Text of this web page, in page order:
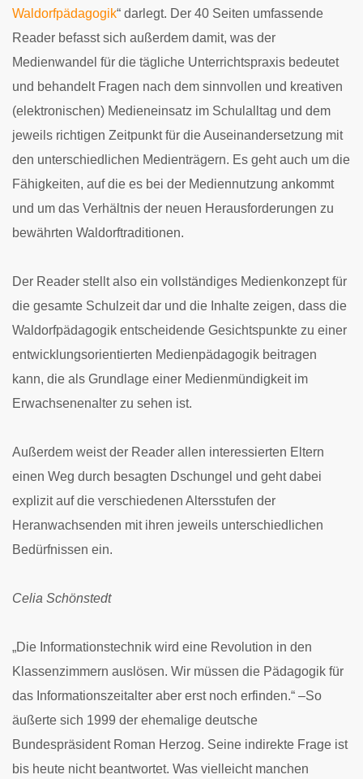
Waldorfpädagogik“ darlegt. Der 40 Seiten umfassende
Reader befasst sich außerdem damit, was der
Medienwandel für die tägliche Unterrichtspraxis bedeutet
und behandelt Fragen nach dem sinnvollen und kreativen
(elektronischen) Medieneinsatz im Schulalltag und dem
jeweils richtigen Zeitpunkt für die Auseinandersetzung mit
den unterschiedlichen Medienträgern. Es geht auch um die
Fähigkeiten, auf die es bei der Mediennutzung ankommt
und um das Verhältnis der neuen Herausforderungen zu
bewährten Waldorftraditionen.
Der Reader stellt also ein vollständiges Medienkonzept für
die gesamte Schulzeit dar und die Inhalte zeigen, dass die
Waldorfpädagogik entscheidende Gesichtspunkte zu einer
entwicklungsorientierten Medienpädagogik beitragen
kann, die als Grundlage einer Medienmündigkeit im
Erwachsenenalter zu sehen ist.
Außerdem weist der Reader allen interessierten Eltern
einen Weg durch besagten Dschungel und geht dabei
explizit auf die verschiedenen Altersstufen der
Heranwachsenden mit ihren jeweils unterschiedlichen
Bedürfnissen ein.
Celia Schönstedt
„Die Informationstechnik wird eine Revolution in den
Klassenzimmern auslösen. Wir müssen die Pädagogik für
das Informationszeitalter aber erst noch erfinden.“ –So
äußerte sich 1999 der ehemalige deutsche
Bundespräsident Roman Herzog. Seine indirekte Frage ist
bis heute nicht beantwortet. Was vielleicht manchen